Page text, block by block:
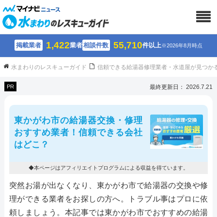
掲載業者 1,422業者相談件数 55,710件以上※2026年8月時点
水まわりのレスキューガイド 信頼できる給湯器修理業者・水道屋が見つか
PR 最終更新日： 2026.7.21
東かがわ市の給湯器交換・修理
おすすめ業者！信頼できる会社
はどこ？
◆本ページはアフィリエイトプログラムによる収益を得ています。
突然お湯が出なくなり、東かがわ市で給湯器の交換や修
理ができる業者をお探しの方へ。トラブル事はプロに依
頼しましょう。本記事では東かがわ市でおすすめの給湯